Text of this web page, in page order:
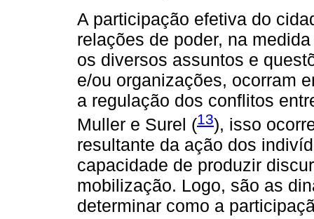
A participação efetiva do
relações de poder, na
os diversos assuntos e
e/ou organizações, ocorram
a regulação dos conflitos
Muller e Surel (13), isso
resultante da ação dos
capacidade de produzir
mobilização. Logo, são as
determinar como a